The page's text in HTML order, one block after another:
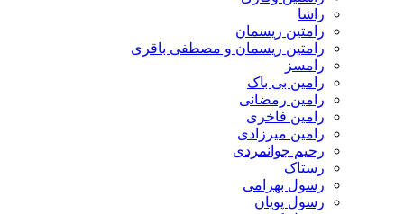
راشا
رامتین ریسمان
رامتین ریسمان و مصطفی باقری
رامسز
رامین بی باک
رامین رمضانی
رامین فاخری
رامین میرزادی
رحیم جوانمردی
رستاک
رسول بهرامی
رسول پویان